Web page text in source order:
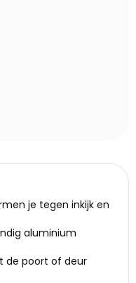
je tegen inkijk en
aluminium
de poort of deur